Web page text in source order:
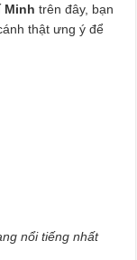
Minh trên đây, bạn
thật ưng ý để